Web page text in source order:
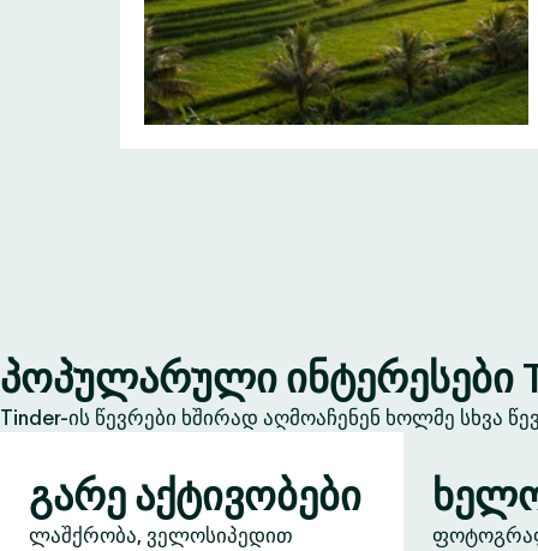
პოპულარული ინტერესები
Tinder-ის წევრები ხშირად აღმოაჩენენ ხოლმე სხვა
გარე აქტივობები
ლაშქრობა, ველოსიპედით